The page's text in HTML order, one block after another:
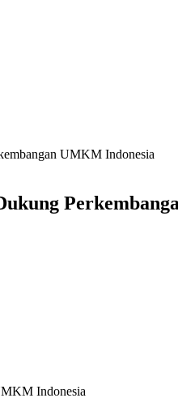
UMKM Indonesia
Indonesia